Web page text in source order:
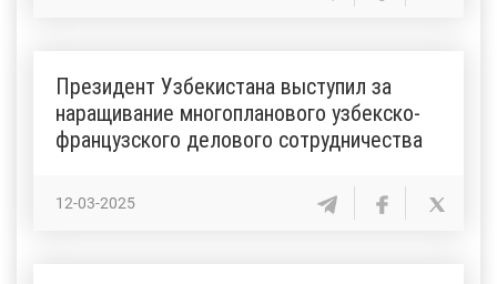
Президент Узбекистана выступил за
наращивание многопланового узбекско-
французского делового сотрудничества
12-03-2025